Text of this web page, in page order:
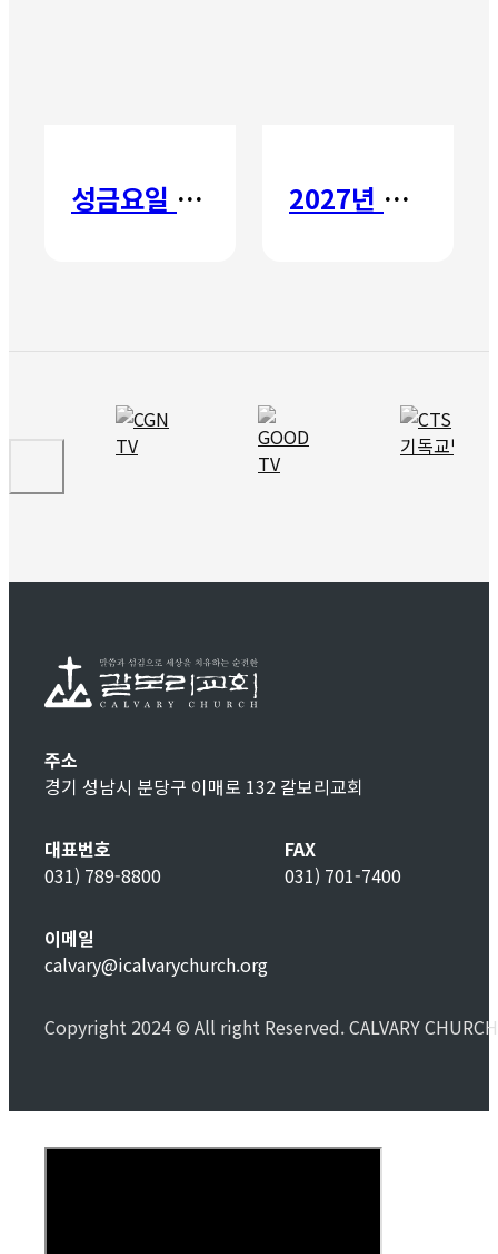
성금요일 칸타타 2027년 갈보리 어학원 유치부 신입생 모집
주소
경기 성남시 분당구 이매로 132 갈보리교회
대표번호
031) 789-8800
FAX
031) 701-7400
이메일
calvary@icalvarychurch.org
Copyright 2024 © All right Reserved. CALVARY CHURCH